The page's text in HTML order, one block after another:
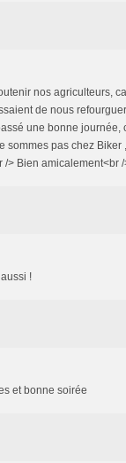
nos agriculteurs,
de nous
une bonne journée,
pas chez Biker
/> Bien amicalement<br
!
et bonne soirée